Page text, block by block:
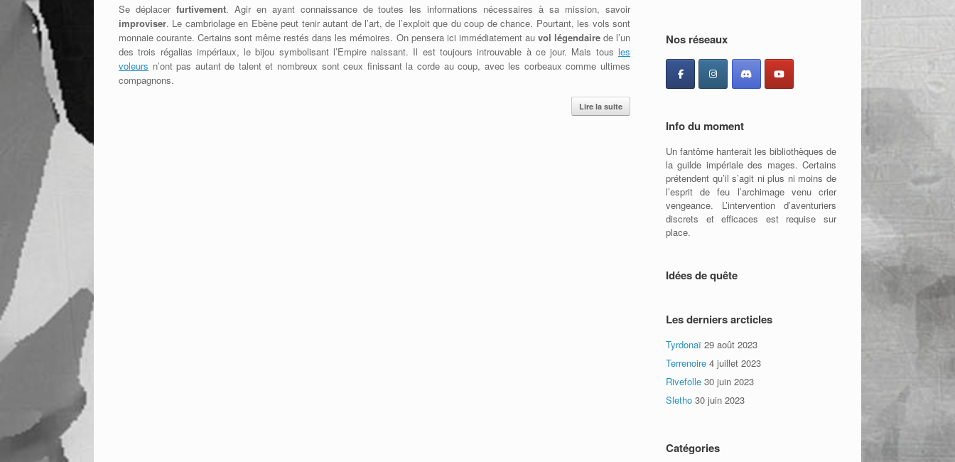
Se déplacer furtivement. Agir en ayant connaissance de toutes les informations nécessaires à sa mission, savoir
improviser. Le cambriolage en Ebène peut tenir autant de l’art, de l’exploit que du coup de chance. Pourtant, les vols sont
monnaie courante. Certains sont même restés dans les mémoires. On pensera ici immédiatement au vol légendairede l’un
des trois régalias impériaux, le bijou symbolisant l’Empire naissant. Il est toujours introuvable à ce jour. Mais tous les
voleurs n’ont pas autant de talent et nombreux sont ceux finissant la corde au coup, avec les corbeaux comme ultimes
compagnons.
Lire la suite
Nos réseaux
Info du moment
Un fantôme hanterait les bibliothèques de
la guilde impériale des mages. Certains
prétendent qu’il s’agit ni plus ni moins de
l’esprit de feu l’archimage venu crier
vengeance. L’intervention d’aventuriers
discrets et efficaces est requise sur
place.
Idées de quête
Les derniers arcticles
Tyrdonaï 29 août 2023
Terrenoire 4 juillet 2023
Rivefolle 30 juin 2023
Sletho 30 juin 2023
Catégories